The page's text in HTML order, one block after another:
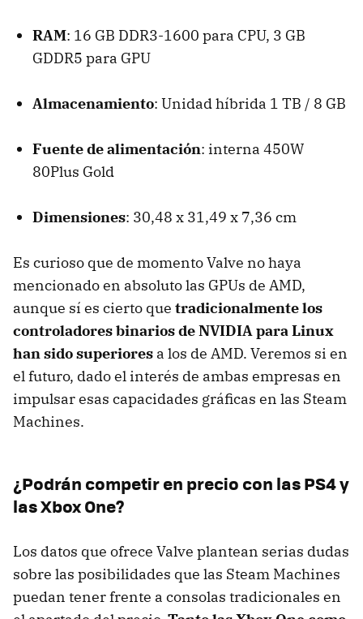
RAM: 16 GB DDR3-1600 para CPU, 3 GB
GDDR5 para GPU
Almacenamiento: Unidad híbrida 1 TB / 8 GB
Fuente de alimentación: interna 450W
80Plus Gold
Dimensiones: 30,48 x 31,49 x 7,36 cm
Es curioso que de momento Valve no haya
mencionado en absoluto las GPUs de AMD,
aunque sí es cierto que tradicionalmente los
controladores binarios de NVIDIA para Linux
han sido superiores a los de AMD. Veremos si en
el futuro, dado el interés de ambas empresas en
impulsar esas capacidades gráficas en las Steam
Machines.
¿Podrán competir en precio con las PS4 y
las Xbox One?
Los datos que ofrece Valve plantean serias dudas
sobre las posibilidades que las Steam Machines
puedan tener frente a consolas tradicionales en